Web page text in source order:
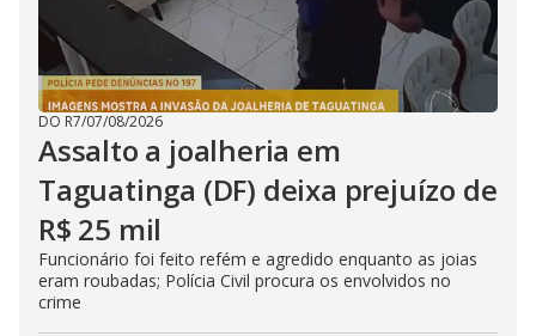
DO R7/07/08/2026
Assalto a joalheria em
Taguatinga (DF) deixa prejuízo de
R$ 25 mil
Funcionário foi feito refém e agredido enquanto as joias
eram roubadas; Polícia Civil procura os envolvidos no
crime